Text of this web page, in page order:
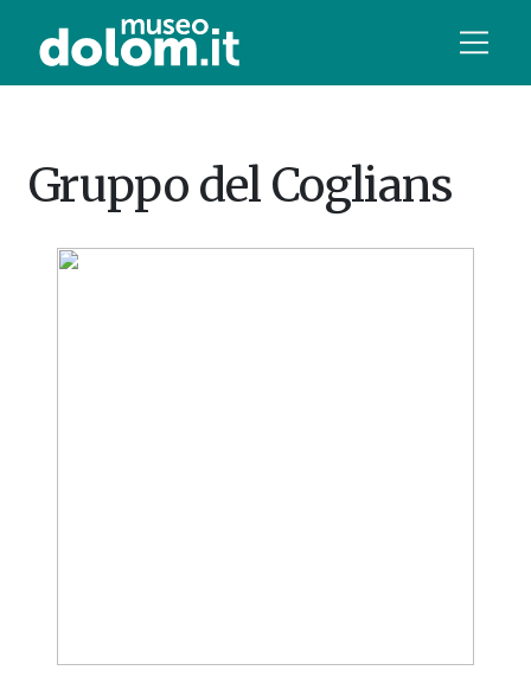
Gruppo del Coglians